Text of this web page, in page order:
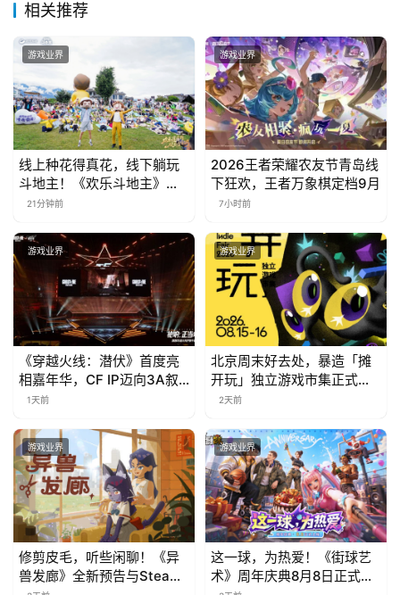
中
文
(
中
国
相关推荐
游戏业界
线上种花得真花，线下躺玩
斗地主！《欢乐斗地主》欢
乐中国行·云南站精彩盘点
21分钟前
游戏业界
2026王者荣耀农友节青岛线
下狂欢，王者万象棋定档9月
7小时前
游戏业界
《穿越火线：潜伏》首度亮
相嘉年华，CF IP迈向3A叙
事新高度
1天前
游戏业界
北京周末好去处，暴造「摊
开玩」独立游戏市集正式开
票！
2天前
游戏业界
修剪皮毛，听些闲聊！《异
兽发廊》全新预告与Steam
游戏业界
这一球，为热爱！《街球艺
术》周年庆典8月8日正式上